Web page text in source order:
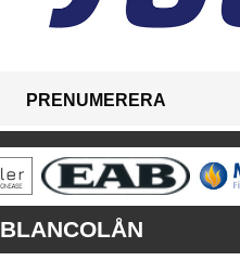
PRENUMERERA
BLANCOLÅN